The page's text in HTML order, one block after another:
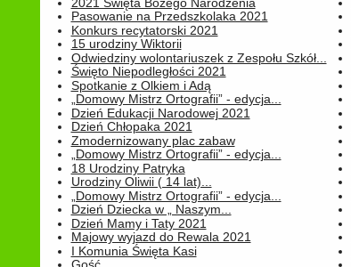
Pasowanie na Przedszkolaka 2021
Konkurs recytatorski 2021
15 urodziny Wiktorii
Odwiedziny wolontariuszek z Zespołu Szkół...
Święto Niepodległości 2021
Spotkanie z Olkiem i Adą
„Domowy Mistrz Ortografii” - edycja...
Dzień Edukacji Narodowej 2021
Dzień Chłopaka 2021
Zmodernizowany plac zabaw
„Domowy Mistrz Ortografii” - edycja...
18 Urodziny Patryka
Urodziny Oliwii ( 14 lat)...
„Domowy Mistrz Ortografii” - edycja...
Dzień Dziecka w „ Naszym...
Dzień Mamy i Taty 2021
Majowy wyjazd do Rewala 2021
I Komunia Święta Kasi